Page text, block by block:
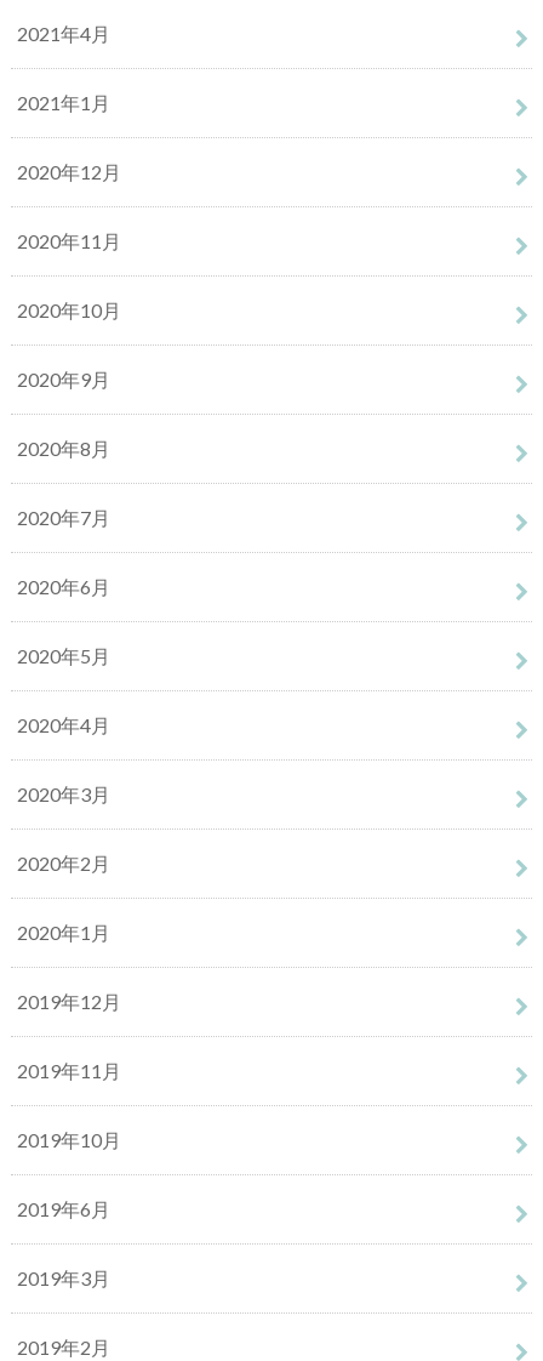
2021年4月
2021年1月
2020年12月
2020年11月
2020年10月
2020年9月
2020年8月
2020年7月
2020年6月
2020年5月
2020年4月
2020年3月
2020年2月
2020年1月
2019年12月
2019年11月
2019年10月
2019年6月
2019年3月
2019年2月